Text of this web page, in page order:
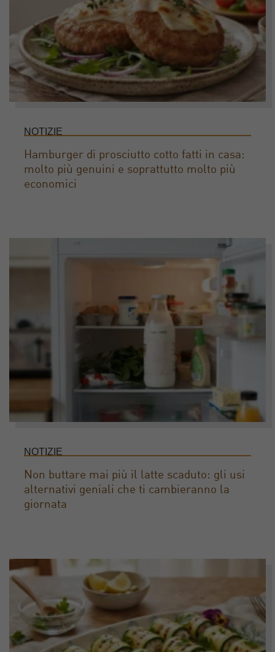
NOTIZIE
Hamburger di prosciutto cotto fatti in casa:
molto più genuini e soprattutto molto più
economici
NOTIZIE
Non buttare mai più il latte scaduto: gli usi
alternativi geniali che ti cambieranno la
giornata